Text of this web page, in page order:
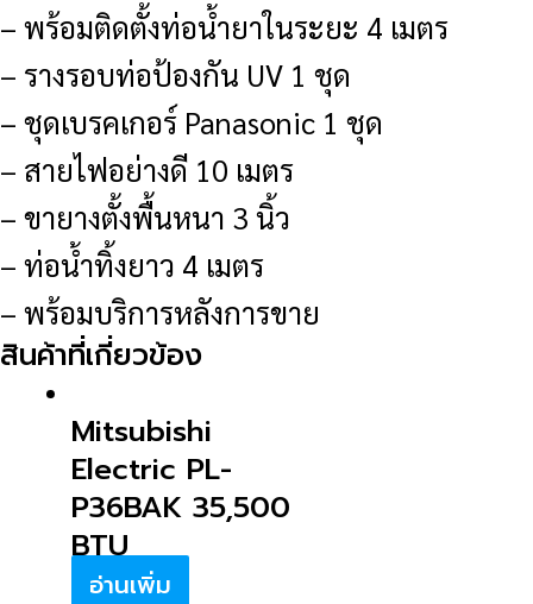
– พร้อมติดตั้งท่อน้ำยาในระยะ 4 เมตร
– รางรอบท่อป้องกัน UV 1 ชุด
– ชุดเบรคเกอร์ Panasonic 1 ชุด
– สายไฟอย่างดี 10 เมตร
– ขายางตั้งพื้นหนา 3 นิ้ว
– ท่อน้ำทิ้งยาว 4 เมตร
– พร้อมบริการหลังการขาย
สินค้าที่เกี่ยวข้อง
Mitsubishi
Electric PL-
P36BAK 35,500
BTU
อ่านเพิ่ม